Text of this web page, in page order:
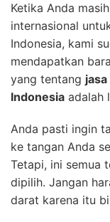
Ketika Anda
internasional
Indonesia, kami
mendapatkan
yang tentang
Indonesia adalah
Anda pasti ingin
ke tangan Anda
Tetapi, ini semua
dipilih. Jangan
darat karena itu